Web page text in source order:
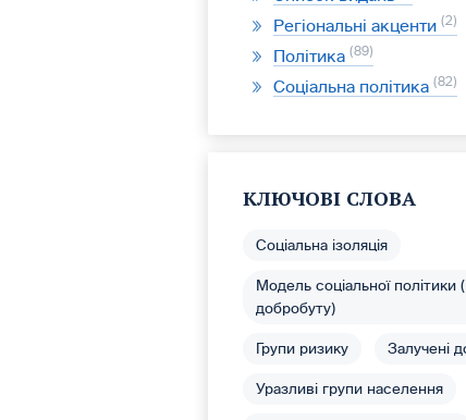
Регіональні акценти 2
Політика 89
Соціальна політика 82
КЛЮЧОВІ СЛОВА
Соціальна ізоляція
Модель соціальної політики
добробуту)
Групи ризику Залучені
Уразливі групи населення